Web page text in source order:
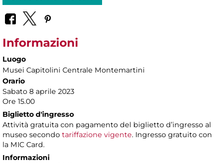
Informazioni
Luogo
Musei Capitolini Centrale Montemartini
Orario
Sabato 8 aprile 2023
Ore 15.00
Biglietto d'ingresso
Attività gratuita con pagamento del biglietto d’ingresso al
museo secondo tariffazione vigente. Ingresso gratuito con
la MIC Card.
Informazioni